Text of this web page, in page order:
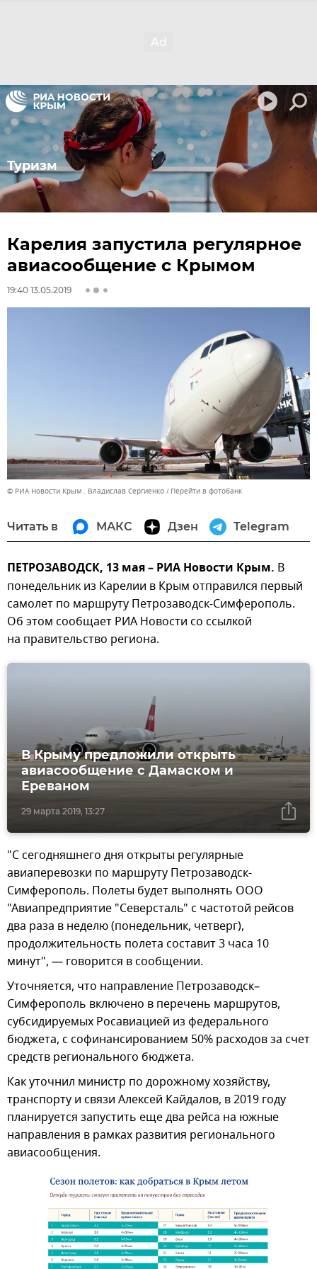
Туризм
Карелия запустила регулярное
авиасообщение с Крымом
19:40 13.05.2019
© РИА Новости Крым . Владислав Сергиенко Перейти в фотобанк
Читать в МАКС Дзен Telegram
ПЕТРОЗАВОДСК, 13 мая – РИА Новости Крым. В
понедельник из Карелии в Крым отправился первый
самолет по маршруту Петрозаводск-Симферополь.
Об этом сообщает РИА Новости со ссылкой
на правительство региона.
29 марта 2019, 13:27
В Крыму предложили открыть
авиасообщение с Дамаском и
Ереваном
"С сегодняшнего дня открыты регулярные
авиаперевозки по маршруту Петрозаводск-
Симферополь. Полеты будет выполнять ООО
"Авиапредприятие "Северсталь" с частотой рейсов
два раза в неделю (понедельник, четверг),
продолжительность полета составит 3 часа 10
минут", — говорится в сообщении.
Уточняется, что направление Петрозаводск–
Симферополь включено в перечень маршрутов,
субсидируемых Росавиацией из федерального
бюджета, с софинансированием 50% расходов за счет
средств регионального бюджета.
Как уточнил министр по дорожному хозяйству,
транспорту и связи Алексей Кайдалов, в 2019 году
планируется запустить еще два рейса на южные
направления в рамках развития регионального
авиасообщения.